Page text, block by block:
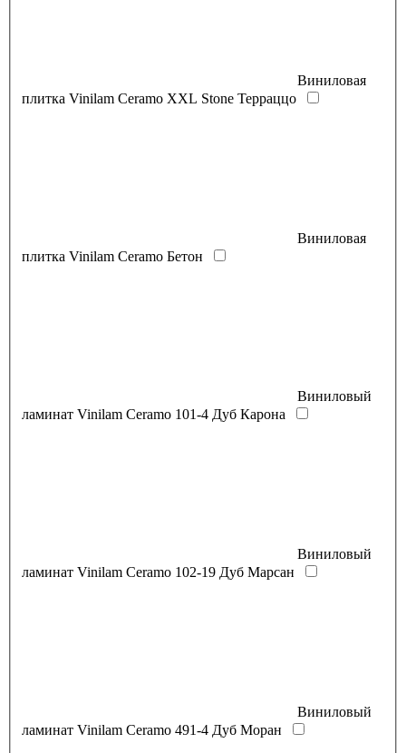
Виниловая
плитка Vinilam Ceramo XXL Stone Терраццо
Виниловая
плитка Vinilam Ceramo Бетон
Виниловый
ламинат Vinilam Ceramo 101-4 Дуб Карона
Виниловый
ламинат Vinilam Ceramo 102-19 Дуб Марсан
Виниловый
ламинат Vinilam Ceramo 491-4 Дуб Моран